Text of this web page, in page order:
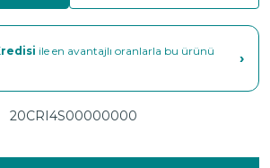
ile en avantajlı oranlarla bu ürünü
›
20CRI4S00000000